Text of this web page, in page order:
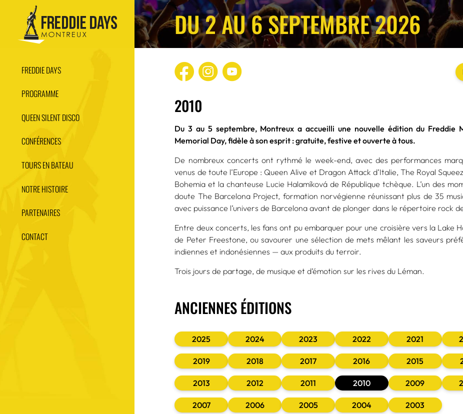
DU 2 AU 6 SEPTEMBRE 2026
FREDDIE DAYS
PROGRAMME
QUEEN SILENT DISCO
CONFÉRENCES
TOURS EN BATEAU
NOTRE HISTOIRE
PARTENAIRES
CONTACT
2010
Du 3 au 5 septembre, Montreux a accueilli une nouvelle édition du Freddie
Memorial Day, fidèle à son esprit : gratuite, festive et ouverte à tous.
De nombreux concerts ont rythmé le week-end, avec des performances
venus de toute l’Europe : Queen Alive et Dragon Attack d’Italie, The Royal
Bohemia et la chanteuse Lucie Halamíková de République tchèque. L’un des
doute The Barcelona Project, formation norvégienne réunissant plus de 35
avec puissance l’univers de Barcelona avant de plonger dans le répertoire rock
Entre deux concerts, les fans ont pu embarquer pour une croisière vers la Lake
de Peter Freestone, ou savourer une sélection de mets mêlant les saveurs
indiennes et indonésiennes — aux produits du terroir.
Trois jours de partage, de musique et d’émotion sur les rives du Léman.
ANCIENNES ÉDITIONS
2025 2024 2023 2022 2021
2019 2018 2017 2016 2015
2013 2012 2011 2010 2009
2007 2006 2005 2004 2003